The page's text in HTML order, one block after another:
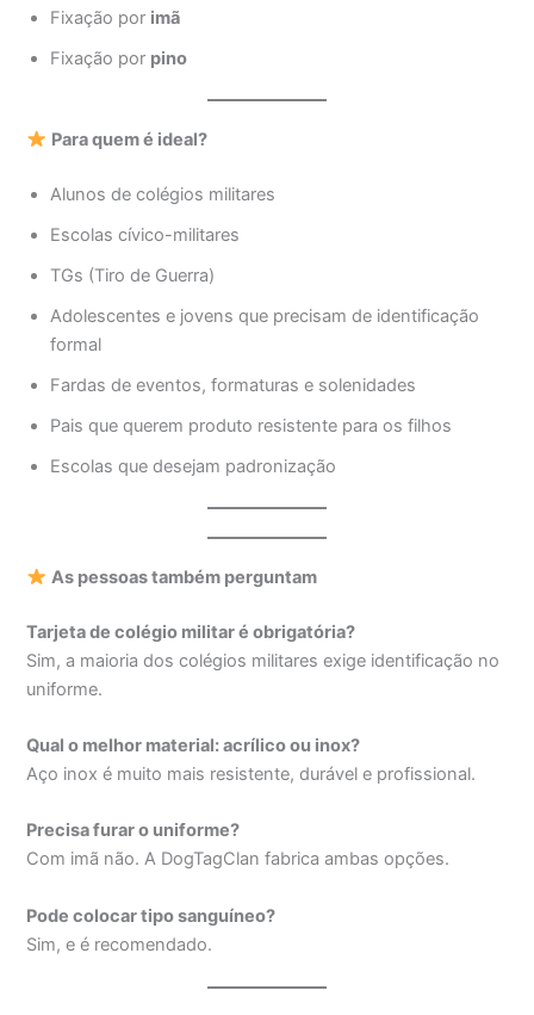
Fixação por imã
Fixação por pino
Para quem é ideal?
Alunos de colégios militares
Escolas cívico-militares
TGs (Tiro de Guerra)
Adolescentes e jovens que precisam de identificação
formal
Fardas de eventos, formaturas e solenidades
Pais que querem produto resistente para os filhos
Escolas que desejam padronização
As pessoas também perguntam
Tarjeta de colégio militar é obrigatória?
Sim, a maioria dos colégios militares exige identificação no
uniforme.
Qual o melhor material: acrílico ou inox?
Aço inox é muito mais resistente, durável e profissional.
Precisa furar o uniforme?
Com imã não. A DogTagClan fabrica ambas opções.
Pode colocar tipo sanguíneo?
Sim, e é recomendado.